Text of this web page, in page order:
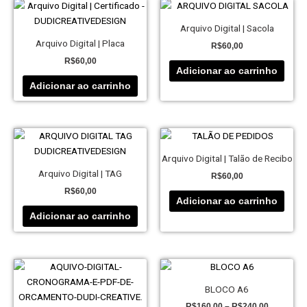
Arquivo Digital | Placa
R$60,00
Adicionar ao carrinho
Arquivo Digital | Sacola
R$60,00
Adicionar ao carrinho
Arquivo Digital | TAG
R$60,00
Adicionar ao carrinho
Arquivo Digital | Talão de Recibo
R$60,00
Adicionar ao carrinho
BLOCO A6